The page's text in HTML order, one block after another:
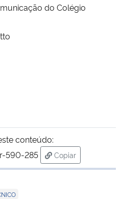
do Colégio
conteúdo:
590-285
Copiar
para área de